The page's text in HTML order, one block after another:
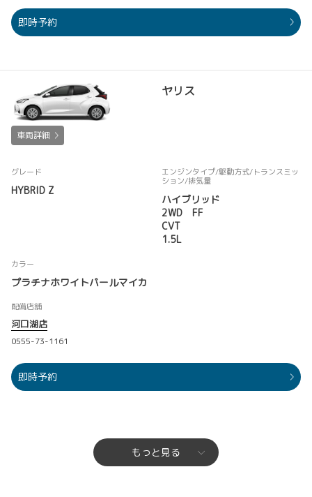
即時予約
ヤリス
車両詳細
グレード
HYBRID Z
エンジンタイプ/駆動方式/トランスミッ
ション/排気量
ハイブリッド
2WD FF
CVT
1.5L
カラー
プラチナホワイトパールマイカ
配備店舗
河口湖店
0555-73-1161
即時予約
もっと見る